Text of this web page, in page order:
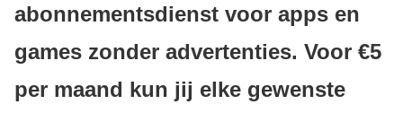
abonnementsdienst voor apps en
games zonder advertenties. Voor €5
per maand kun jij elke gewenste